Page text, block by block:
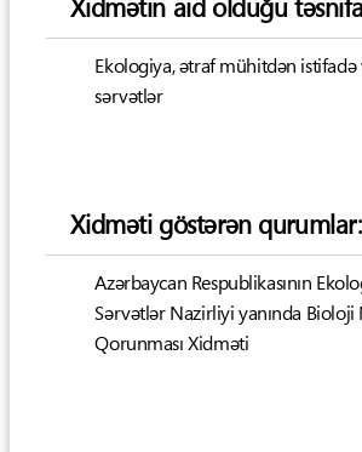
Ekologiya, ətraf mühitdən istifadə
sərvətlər
Xidməti göstərən qurumlar:
Azərbaycan Respublikasının
Sərvətlər Nazirliyi yanında
Qorunması Xidməti